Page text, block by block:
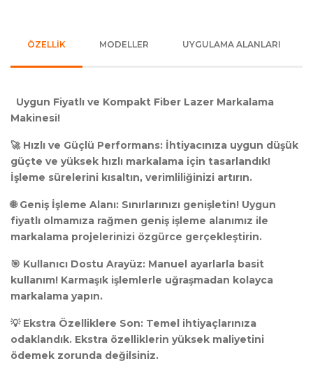
ÖZELLİK MODELLER UYGULAMA ALANLARI
Uygun Fiyatlı ve Kompakt Fiber Lazer Markalama
Makinesi!
🚀 Hızlı ve Güçlü Performans: İhtiyacınıza uygun düşük
güçte ve yüksek hızlı markalama için tasarlandık!
İşleme sürelerini kısaltın, verimliliğinizi artırın.
🌐 Geniş İşleme Alanı: Sınırlarınızı genişletin! Uygun
fiyatlı olmamıza rağmen geniş işleme alanımız ile
markalama projelerinizi özgürce gerçekleştirin.
🎯 Kullanıcı Dostu Arayüz: Manuel ayarlarla basit
kullanım! Karmaşık işlemlerle uğraşmadan kolayca
markalama yapın.
💡 Ekstra Özelliklere Son: Temel ihtiyaçlarınıza
odaklandık. Ekstra özelliklerin yüksek maliyetini
ödemek zorunda değilsiniz.